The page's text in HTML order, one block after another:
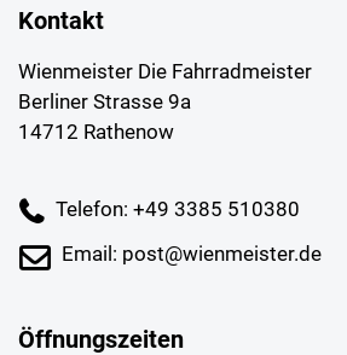
Kontakt
Wienmeister Die Fahrradmeister
Berliner Strasse 9a
14712 Rathenow
Telefon: +49 3385 510380
Email: post@wienmeister.de
Öffnungszeiten